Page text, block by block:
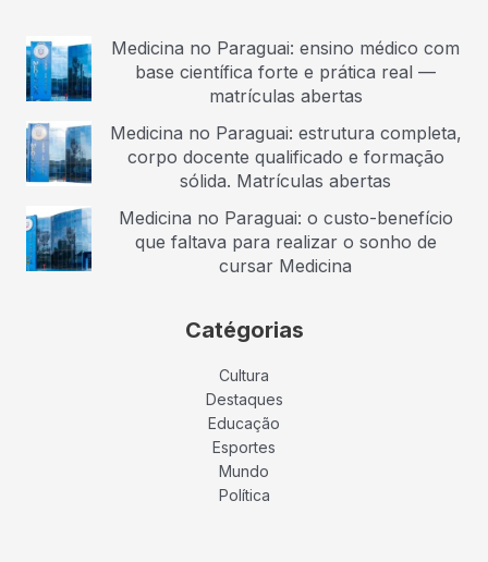
Medicina no Paraguai: ensino médico com
base científica forte e prática real —
matrículas abertas
Medicina no Paraguai: estrutura completa,
corpo docente qualificado e formação
sólida. Matrículas abertas
Medicina no Paraguai: o custo-benefício
que faltava para realizar o sonho de
cursar Medicina
Catégorias
Cultura
Destaques
Educação
Esportes
Mundo
Política